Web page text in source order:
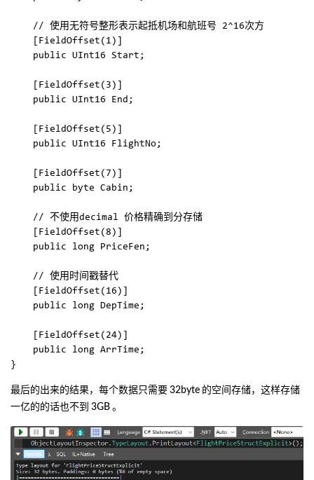
最后的出来的结果，每个数据只需要 32byte 的空间存储，这样存储
一亿的的话也不到 3GB 。